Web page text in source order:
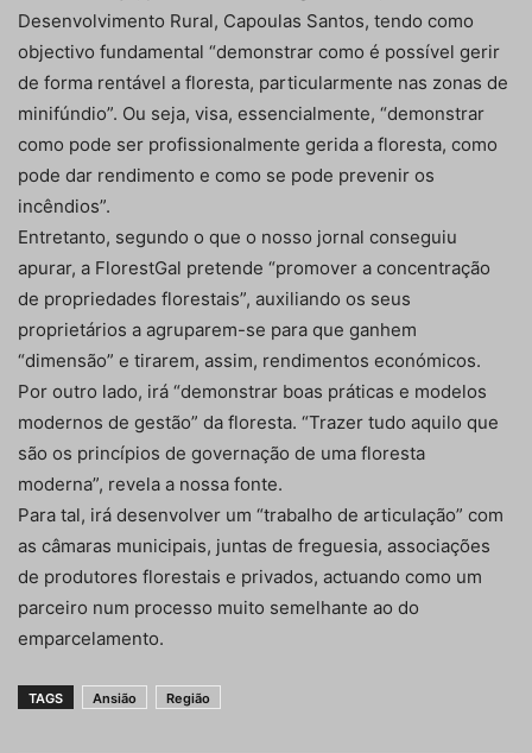
Desenvolvimento Rural, Capoulas Santos, tendo como
objectivo fundamental “demonstrar como é possível gerir
de forma rentável a floresta, particularmente nas zonas de
minifúndio”. Ou seja, visa, essencialmente, “demonstrar
como pode ser profissionalmente gerida a floresta, como
pode dar rendimento e como se pode prevenir os
incêndios”.
Entretanto, segundo o que o nosso jornal conseguiu
apurar, a FlorestGal pretende “promover a concentração
de propriedades florestais”, auxiliando os seus
proprietários a agruparem-se para que ganhem
“dimensão” e tirarem, assim, rendimentos económicos.
Por outro lado, irá “demonstrar boas práticas e modelos
modernos de gestão” da floresta. “Trazer tudo aquilo que
são os princípios de governação de uma floresta
moderna”, revela a nossa fonte.
Para tal, irá desenvolver um “trabalho de articulação” com
as câmaras municipais, juntas de freguesia, associações
de produtores florestais e privados, actuando como um
parceiro num processo muito semelhante ao do
emparcelamento.
TAGS Ansião Região